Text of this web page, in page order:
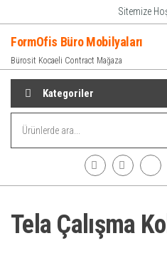
atla
Sitemize
FormOfis Büro Mobilyaları
Bürosit Kocaeli Contract Mağaza
Kategoriler
Tela Çalışma